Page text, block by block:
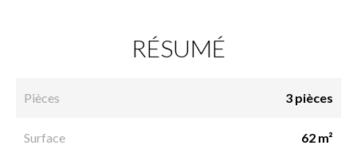
RÉSUMÉ
Pièces 3 pièces
Surface 62 m²